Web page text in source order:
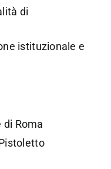
di
istituzionale e
di Roma